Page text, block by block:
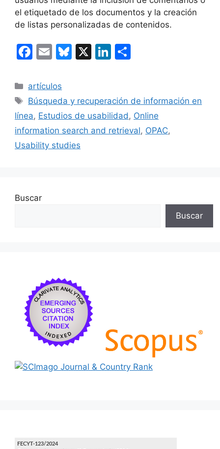
el etiquetado de los documentos y la creación
de listas personalizadas de contenidos.
F
c
e
b
o
o
E
ai
l
Bl
s
k
y
X
Li
e
dI
n
p
ar
tir
Categorías
artículos
Etiquetas
Búsqueda y recuperación de información en
línea, Estudios de usabilidad , Online
information search and retrieval, OPAC,
Usability studies
Buscar
Buscar